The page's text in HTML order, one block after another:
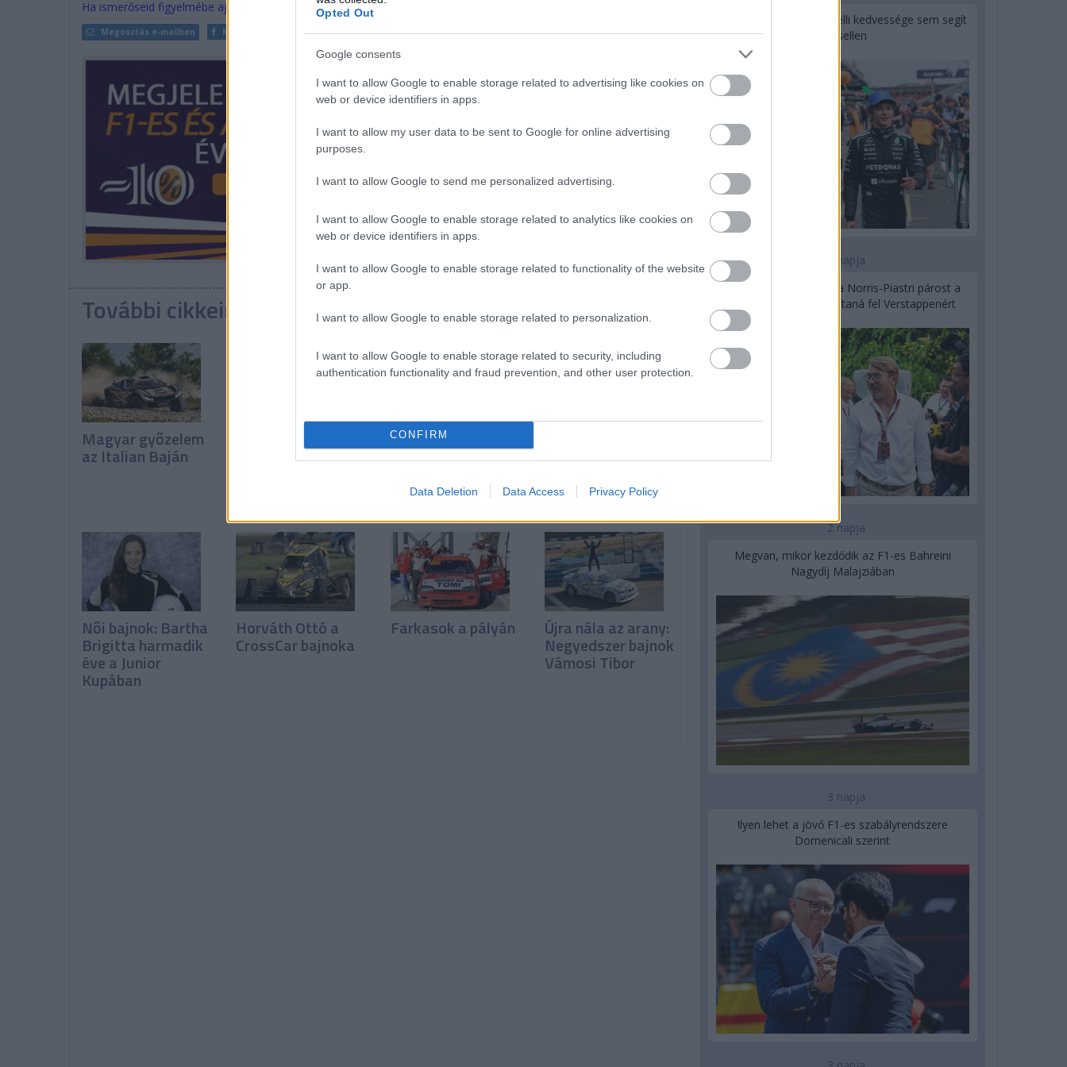
Opted Out
Google consents
I want to allow Google to enable storage related to advertising like cookies on
web or device identifiers in apps.
I want to allow my user data to be sent to Google for online advertising
purposes.
I want to allow Google to send me personalized advertising.
I want to allow Google to enable storage related to analytics like cookies on
web or device identifiers in apps.
I want to allow Google to enable storage related to functionality of the website
or app.
I want to allow Google to enable storage related to personalization.
I want to allow Google to enable storage related to security, including
authentication functionality and fraud prevention, and other user protection.
CONFIRM
Data Deletion Data Access Privacy Policy
Ha ismerőseid figyelmébe ajánlanád a cikket, megteheted az alábbi gombokkal:
Megosztás e-mailben Megosztás Facebookon
További cikkeink a témában
Magyar győzelem
az Italian Baján a Riverside Baján
Taurus-túlerő a
szezonnyitó szezont zártak a
fiataljai
Női bajnok: Bartha
Brigitta harmadik
éve a Junior
Kupában
Horváth Ottó a
CrossCar bajnoka
Farkasok a pályán Újra nála az arany:
Negyedszer bajnok
Vámosi Tibor
Montoya szerint Antonelli kedvessége sem segít
Russellen
2 napja
Hakkinen megtartaná a Norris-Piastri párost a
McLarennél, nem borítaná fel Verstappenért
2 napja
Megvan, mikor kezdődik az F1-es Bahreini
Nagydíj Malajziában
3 napja
Ilyen lehet a jövő F1-es szabályrendszere
Domenicali szerint